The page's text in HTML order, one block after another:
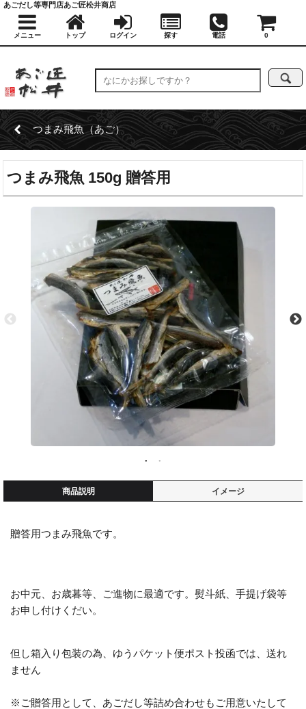
つまみ飛魚（あご）
つまみ飛魚 150g 贈答用
商品説明 イメージ
贈答用つまみ飛魚です。
お中元、お歳暮等、ご進物に最適です。熨斗紙、手提げ袋等
お申し付けくだい。
但し箱入り包装の為、ゆうパケット便ポスト投函では、送れ
ません
※ご贈答用として、あごだし等詰め合わせもご用意いたして
あごだし等専門店あご匠松井商店
メニュー トップ ログイン 探す 電話 0